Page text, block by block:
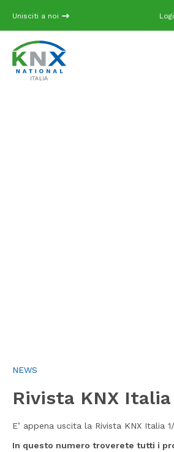
Unisciti a noi
NEWS
Rivista KNX
E’ appena uscita la Rivista KNX Italia
In questo numero troverete tutti i